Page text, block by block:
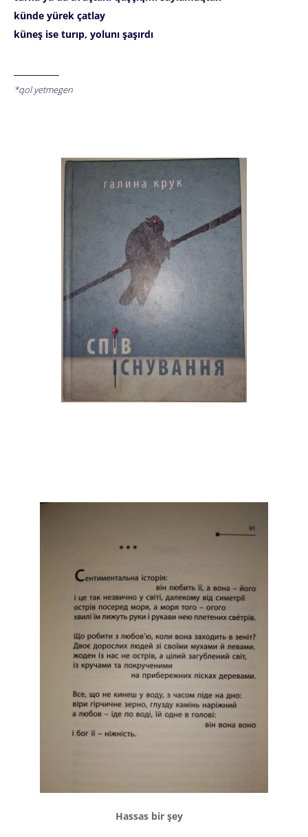
künde yürek çatlay
küneş ise turıp, yolunı şaşırdı
*qol yetmegen
Hassas bir şey